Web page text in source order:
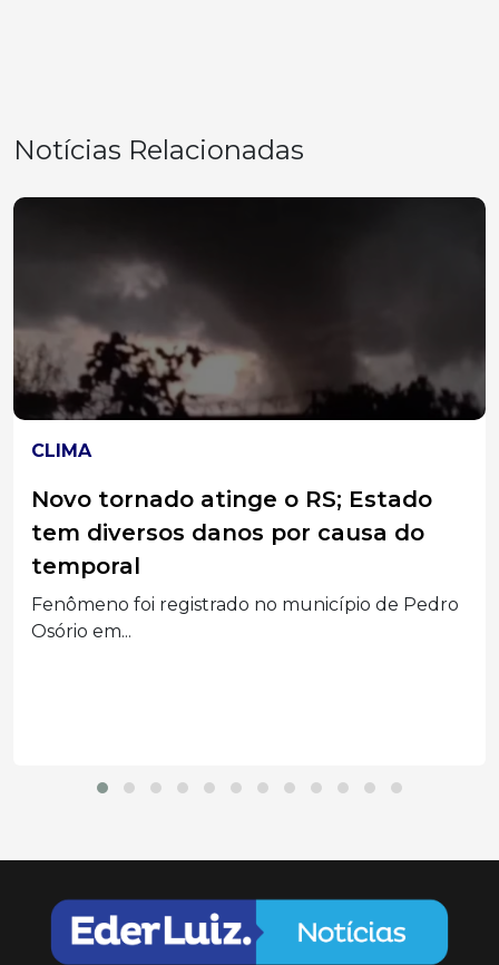
Notícias Relacionadas
DESTAQUES
Após conclusão dos trabalhos, CPI
da Prefeitura sugere indiciamento
de 11 pessoas
Entre as conclusões apresentadas, o relatório
recomenda o indiciamento...